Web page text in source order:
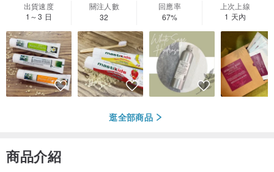
出貨速度
1～3 日
關注人數
32
回應率
67%
上次上線
1 天內
逛全部商品
商品介紹